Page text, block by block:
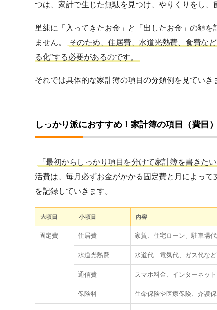
つは、家計で生じた無駄を見つけ、やりくりをし、
単純に「入ってきたお金」と「出したお金」の額
ません。
そのため、住居費、水道光熱費、食費な
る化”する必要があるのです。
それでは具体的な家計簿の項目の分類例を見ていき
しっかり派におすすめ！家計簿の項目（費目
「最初からしっかり項目を分けて家計簿を書きた
活費は、毎月必ずお金がかかる固定費と月によっ
を記録していきます。
大項目 小項目 内容
固定費 住居費 家賃、住宅ローン、駐車場
水道光熱費 水道代、電気代、ガス代な
通信費 スマホ料金、インターネッ
保険料 生命保険や医療保険、介護